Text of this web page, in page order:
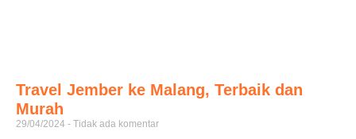
Travel Jember ke Malang, Terbaik dan
Murah
29/04/2024 Tidak ada komentar